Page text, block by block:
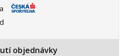
objednávky